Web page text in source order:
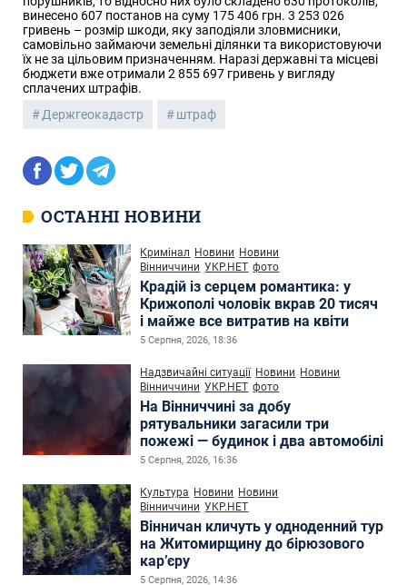
винесено 607 постанов на суму 175 406 грн. 3 253 026
гривень – розмір шкоди, яку заподіяли зловмисники,
самовільно займаючи земельні ділянки та використовуючи
їх не за цільовим призначенням. Наразі державні та місцеві
бюджети вже отримали 2 855 697 гривень у вигляду
сплачених штрафів.
Держгеокадастр
штраф
ОСТАННІ НОВИНИ
Кримінал Новини Новини
Вінниччини УКР.НЕТ фото
Крадій із серцем романтика: у
Крижополі чоловік вкрав 20 тисяч
і майже все витратив на квіти
5 Серпня, 2026, 18:36
Надзвичайні ситуації Новини Новини
Вінниччини УКР.НЕТ фото
На Вінниччині за добу
рятувальники загасили три
пожежі — будинок і два автомобілі
5 Серпня, 2026, 16:36
Культура Новини Новини
Вінниччини УКР.НЕТ
Вінничан кличуть у одноденний тур
на Житомирщину до бірюзового
кар’єру
5 Серпня, 2026, 14:36